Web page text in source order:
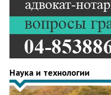
Наука и технологии